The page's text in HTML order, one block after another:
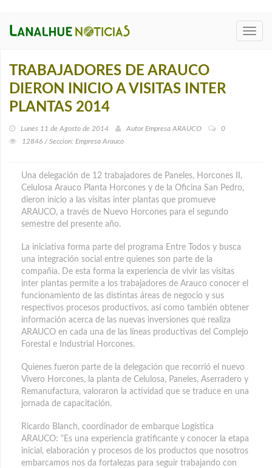
TRABAJADORES DE ARAUCO
DIERON INICIO A VISITAS INTER
PLANTAS 2014
Lunes 11 de Agosto de 2014 Autor Empresa ARAUCO
0
12846 / Seccion: Empresa Arauco
Una delegación de 12 trabajadores de Paneles, Horcones II,
Celulosa Arauco Planta Horcones y de la Oficina San Pedro,
dieron inicio a las visitas inter plantas que promueve
ARAUCO, a través de Nuevo Horcones para el segundo
semestre del presente año.
La iniciativa forma parte del programa Entre Todos y busca
una integración social entre quienes son parte de la
compañía. De esta forma la experiencia de vivir las visitas
inter plantas permite a los trabajadores de Arauco conocer el
funcionamiento de las distintas áreas de negocio y sus
respectivos procesos productivos, así como también obtener
información acerca de las nuevas inversiones que realiza
ARAUCO en cada una de las líneas productivas del Complejo
Forestal e Industrial Horcones.
Quienes fueron parte de la delegación que recorrió el nuevo
Vivero Horcones, la planta de Celulosa, Paneles, Aserradero y
Remanufactura, valoraron la actividad que se traduce en una
jornada de capacitación.
Ricardo Blanch, coordinador de embarque Logística
ARAUCO: “Es una experiencia gratificante y conocer la etapa
inicial, elaboración y procesos de los productos que nosotros
embarcamos nos da fortalezas para seguir trabajando con